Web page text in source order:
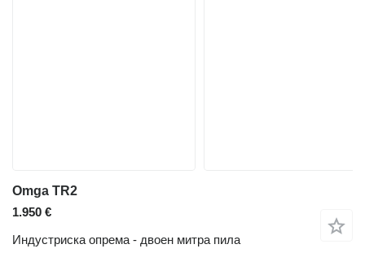
Omga TR2
1.950 €
Индустриска опрема - двоен митра пила